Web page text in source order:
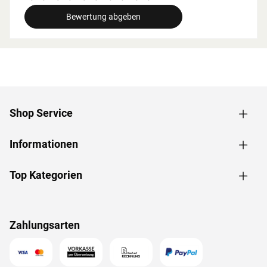
breite beachtet werden.
Grundausstattung
das Sauna-Erlebnis besonders bequem. Folgende
Saunabänke werden mitgeliefert: 2 Liegen, jeweils ca. 57
Eckeinstieg: Besonders gut eignet sie sich für kleine
nahezu jeden Raum integrierbar - äußerst kompakt und
platzsparend.
rechts oder links positioniert werden.
integrierten LED-Lampen zaubert harmonisches Licht um
Bewertung abgeben
Shop Service
Informationen
Top Kategorien
Zahlungsarten